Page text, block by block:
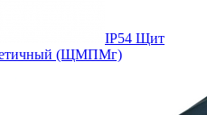
IP54 Щит
(ЩМПМг)